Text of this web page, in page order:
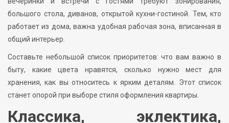
большого стола, диванов, открытой кухни-гостиной. Тем, кто
работает из дома, важна удобная рабочая зона, вписанная в
общий интерьер.
Составьте небольшой список приоритетов: что вам важно в
быту, какие цвета нравятся, сколько нужно мест для
хранения, как вы относитесь к ярким деталям. Этот список
станет опорой при выборе стиля оформления квартиры.
Классика, эклектика,